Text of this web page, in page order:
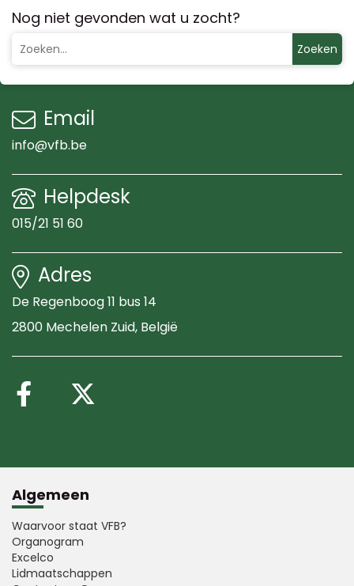
Nog niet gevonden wat u zocht?
Zoeken
Email
info@vfb.be
Helpdesk
015/21 51 60
Adres
De Regenboog 11 bus 14
2800 Mechelen Zuid, België
Volg ons op Facebook
Algemeen
Waarvoor staat VFB?
Organogram
Excelco
Lidmaatschappen